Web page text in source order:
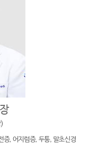
증, 어지럼증, 두통, 말초신경